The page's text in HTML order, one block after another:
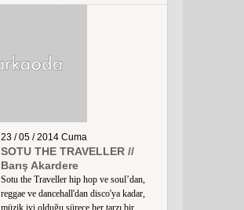
23 / 05 / 2014 Cuma
SOTU THE TRAVELLER //
Barış Akardere
Sotu the Traveller hip hop ve soul’dan,
reggae ve dancehall'dan disco'ya kadar,
müzik iyi olduğu sürece her tarzı bir